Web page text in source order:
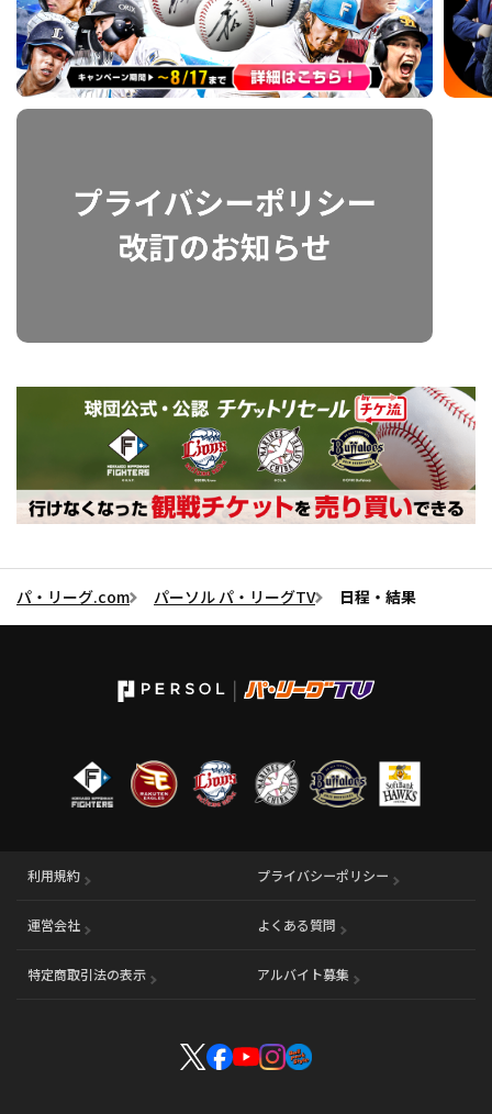
パ・リーグ.com パーソル パ・リーグTV 日程・結果
利用規約 プライバシーポリシー
運営会社 （別ウィンドウで開く） よくある質問
特定商取引法の表示 アルバイト募集 （別ウィンドウで開く